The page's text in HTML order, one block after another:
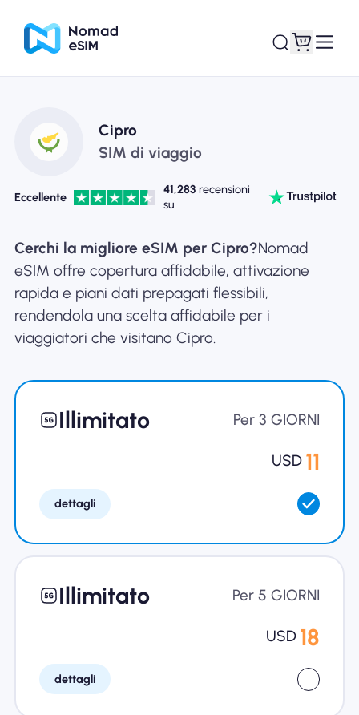
Entra registrati
Informazioni sull'eSIM
Per affari
Cipro
SIM di viaggio
Eccellente
41,283 recensioni
su
Cerchi la migliore eSIM per Cipro?Nomad
eSIM offre copertura affidabile, attivazione
rapida e piani dati prepagati flessibili,
rendendola una scelta affidabile per i
viaggiatori che visitano Cipro.
Illimitato Per 3 GIORNI
USD 11
dettagli
Illimitato Per 5 GIORNI
USD 18
dettagli